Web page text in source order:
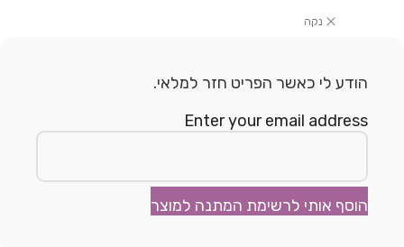
נקה
הודע לי כאשר הפריט חזר למלאי.
Enter your email address
הוסף אותי לרשימת המתנה למוצר